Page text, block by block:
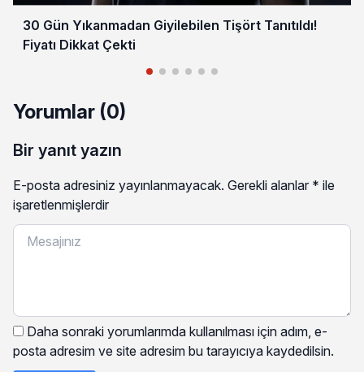
30 Gün Yıkanmadan Giyilebilen Tişört Tanıtıldı!
Fiyatı Dikkat Çekti
Yorumlar (0)
Bir yanıt yazın
E-posta adresiniz yayınlanmayacak. Gerekli alanlar * ile
işaretlenmişlerdir
Daha sonraki yorumlarımda kullanılması için adım, e-
posta adresim ve site adresim bu tarayıcıya kaydedilsin.